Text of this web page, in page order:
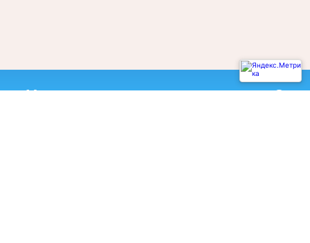
Не смогли записаться к врачу?